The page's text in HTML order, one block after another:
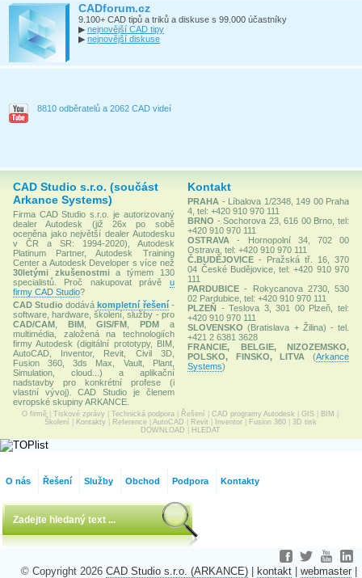
CADforum.cz
9.100+ CAD tipů a triků a diskuse s 99.000 účastníky
▶ nejnovější CAD tipy
▶ nejnovější diskuse
8810 odběratelů a 2062 CAD videí
CAD Studio s.r.o. (součást
Arkance Systems)
Firma CAD Studio s.r.o. je autorizovaný
dealer Autodesk (již 26x po sobě
oceněna jako největší dealer Autodesku
v ČR a SR: 1994-2020), Autodesk
Platinum Partner, Autodesk Training
Center a Autodesk Developer s více než
30letými zkušenostmia týmem 130
specialistů. Proč nakupovat právě u
firmy CAD Studio?
CAD Studio dodávákompletní řešení-
software, hardware, školení, služby - pro
CAD/CAM
BIM,GIS/FM ,PDM a
multimédia, založená na technologiích
firmy Autodesk (digitální prototypy, BIM,
AutoCAD, Inventor, Revit, Civil 3D,
Fusion 360, 3ds Max, Vault, Plant,
Simulation, cloud...) a aplikační
nadstavby pro konkrétní profese (i
vlastní vývoj). CAD Studio je členem
evropské skupiny ARKANCE.
Kontakt
PRAHA - Líbalova 1/2348, 149 00 Praha
4, tel: +420 910 970 111
BRNO - Sochorova 23, 616 00 Brno, tel:
+420 910 970 111
OSTRAVA
- Hornopolní 34, 702 00
Ostrava, tel: +420 910 970 111
Č.BUDĚJOVICE - Pražská tř. 16, 370
04 České Budějovice, tel: +420 910 970
111
PARDUBICE - Rokycanova 2730, 530
02 Pardubice, tel: +420 910 970 111
PLZEŇ - Teslova 3, 301 00 Plzeň, tel:
+420 910 970 111
SLOVENSKO (Bratislava + Žilina) - tel.
+421 2 6381 3628
FRANCIE, BELGIE, NIZOZEMSKO,
POLSKO, FINSKO, LITVA
(Arkance
Systems)
O firmě Tiskové zprávy Technická podpora Řešení CAD programy Autodesk GIS BIM
Školení
Kontakty Reference| AutoCAD Revit Inventor| Fusion 360| 3D tisk
DOWNLOAD
HLEDAT
O nás Řešení Služby Obchod Podpora Kontakty
© Copyright 2026 CAD Studio s.r.o. (ARKANCE) | kontakt | webmaster |